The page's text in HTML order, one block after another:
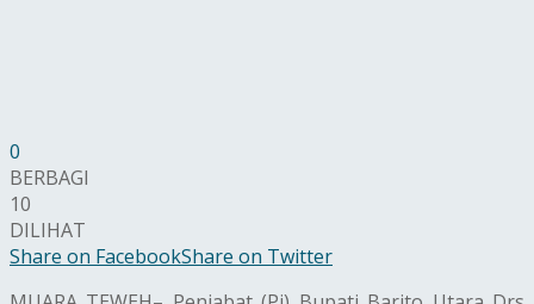
0
BERBAGI
10
DILIHAT
Share on FacebookShare on Twitter